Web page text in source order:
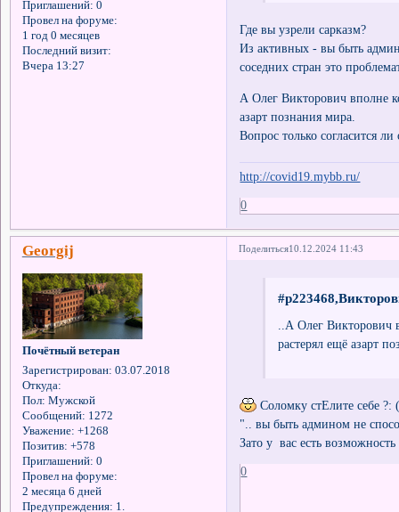
Приглашений: 0
Провел на форуме:
1 год 0 месяцев
Последний визит:
Вчера 13:27
Где вы узрели сарказм?
Из активных - вы быть
соседних стран это
А Олег Викторович вполне
азарт познания мира.
Вопрос только согласится
http://covid19.mybb.ru/
0
Поделиться10.12.2024 11:43
Georgij
Почётный ветеран
Зарегистрирован: 03.07.2018
Откуда:
Пол: Мужской
Сообщений: 1272
Уважение: +1268
Позитив: +578
Приглашений: 0
Провел на форуме:
2 месяца 6 дней
Предупреждения: 1.
..А Олег Викторович
растерял ещё азарт
Соломку стЕлите себе
".. вы быть админом не
Зато у вас есть
0